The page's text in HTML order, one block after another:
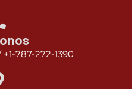
+1-787-272-1390